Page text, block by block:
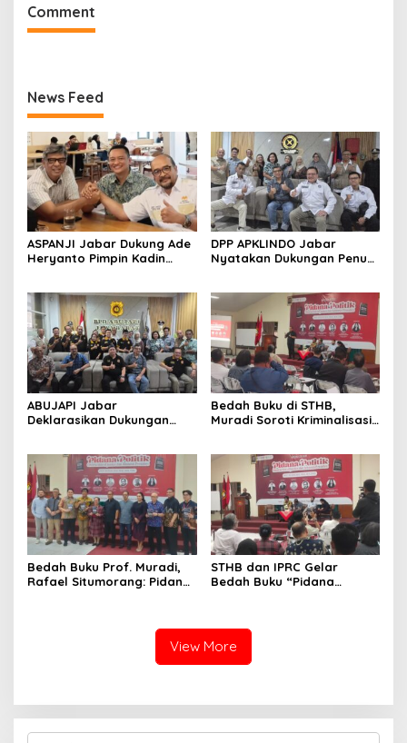
Comment
News Feed
ASPANJI Jabar Dukung Ade
Heryanto Pimpin Kadin
DPP APKLINDO Jabar
Nyatakan Dukungan Penuh
Bandung
ABUJAPI Jabar
Deklarasikan Dukungan
Bandung
Bedah Buku di STHB,
Muradi Soroti Kriminalisasi
Bedah Buku Prof. Muradi,
Rafael Situmorang: Pidana
STHB dan IPRC Gelar
Bedah Buku “Pidana
View More